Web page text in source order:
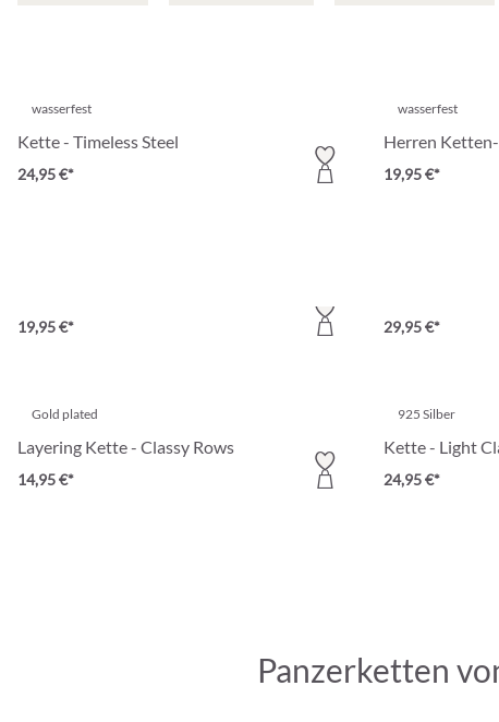
wasserfest
Kette - Timeless Steel
24,95 €*
wasserfest
Herren
19,95 €*
19,95 €* 29,95 €*
Gold plated
Layering Kette - Classy Rows
14,95 €*
925 Silber
Kette - Light
24,95 €*
Panzerketten